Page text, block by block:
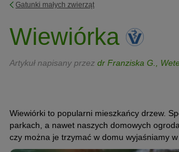
Gatunki małych zwierząt
Wiewiórka
Artykuł napisany przez dr Franziska G.,
Wiewiórki to popularni mieszkańcy drzew.
parkach, a nawet naszych domowych
czy można je trzymać w domu wyjaśniamy